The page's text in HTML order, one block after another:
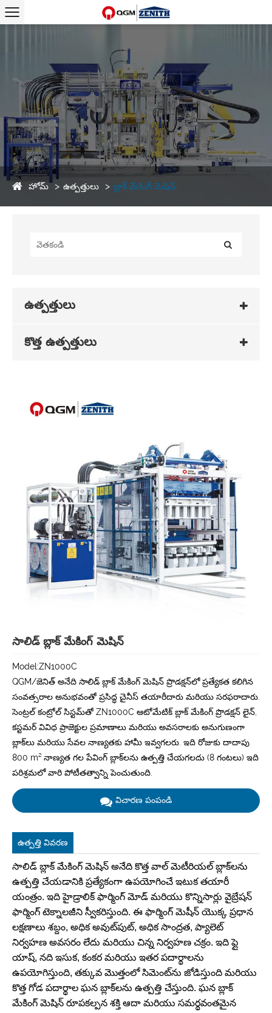
హోమ్ ఉత్పత్తులు బ్లాక్ మేకింగ్ మెషిన్
ఉత్పత్తులు
కొత్త ఉత్పత్తులు
సాలిడ్ బ్లాక్ మేకింగ్ మెషిన్
Model:ZN1000C
QGM/జెనిత్ అనేది సాలిడ్ బ్లాక్ మేకింగ్ మెషిన్ ప్రొడక్షన్‌లో ప్రత్యేకత కలిగిన
సంవత్సరాల అనుభవంతో ప్రసిద్ధ చైనీస్ తయారీదారు మరియు సరఫరాదారు.
సెంట్రల్ కంట్రోల్ సిస్టమ్‌తో ZN1000C ఆటోమేటిక్ బ్లాక్ మేకింగ్ ప్రొడక్షన్ లైన్,
కస్టమర్ వివిధ ప్రాజెక్టుల ప్రమాణాలు మరియు అవసరాలకు అనుగుణంగా
బ్లాక్‌లు మరియు సేవల నాణ్యతకు హామీ ఇవ్వగలరు. ఇది రోజుకు దాదాపు
800 m² నాణ్యత గల పేవింగ్ బ్లాక్‌లను ఉత్పత్తి చేయగలదు (8 గంటలు) ఇది
పరిశ్రమలో వారి పోటీతత్వాన్ని పెంచుతుంది.
విచారణ పంపండి
ఉత్పత్తి వివరణ
సాలిడ్ బ్లాక్ మేకింగ్ మెషిన్ అనేది కొత్త వాల్ మెటీరియల్ బ్లాక్‌లను
ఉత్పత్తి చేయడానికి ప్రత్యేకంగా ఉపయోగించే ఇటుక తయారీ
యంత్రం. ఇది హైడ్రాలిక్ ఫార్మింగ్ మోడ్ మరియు కొన్నిసార్లు వైబ్రేషన్
ఫార్మింగ్ టెక్నాలజీని స్వీకరిస్తుంది. ఈ ఫార్మింగ్ మెషీన్ యొక్క ప్రధాన
లక్షణాలు శబ్దం, అధిక అవుట్‌పుట్, అధిక సాంద్రత, ప్యాలెట్
నిర్వహణ అవసరం లేదు మరియు చిన్న నిర్వహణ చక్రం. ఇది ఫ్లై
యాష్, నది ఇసుక, కంకర మరియు ఇతర పదార్థాలను
ఉపయోగిస్తుంది, తక్కువ మొత్తంలో సిమెంట్‌ను జోడిస్తుంది మరియు
కొత్త గోడ పదార్థాల ఘన బ్లాక్‌లను ఉత్పత్తి చేస్తుంది. ఘన బ్లాక్
మేకింగ్ మెషిన్ రూపకల్పన శక్తి ఆదా మరియు సమర్థవంతమైన